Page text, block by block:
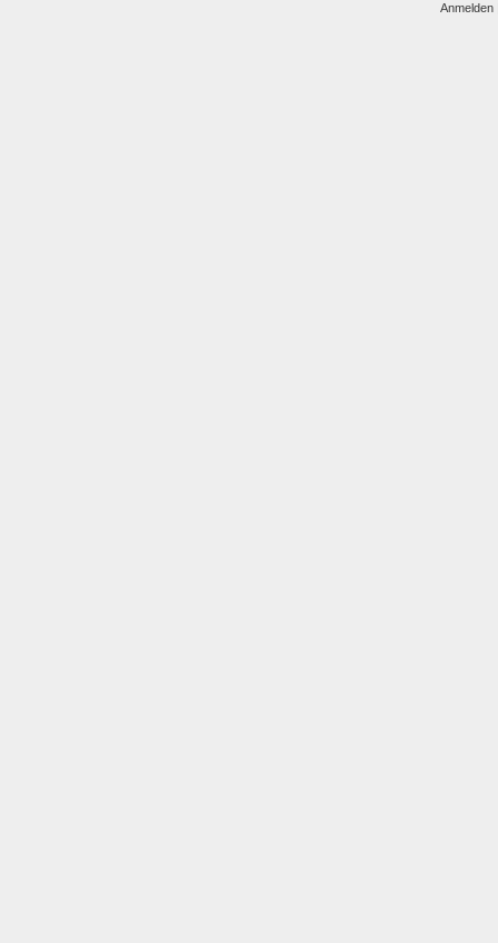
Anmelden|